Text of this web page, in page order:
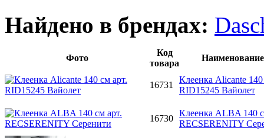
Найдено в брендах:
Фото
Код
товара
16731
Клеенка Alicante 140
RID15245 Вайолет
16730
Клеенка ALBA 140
RECSERENITY